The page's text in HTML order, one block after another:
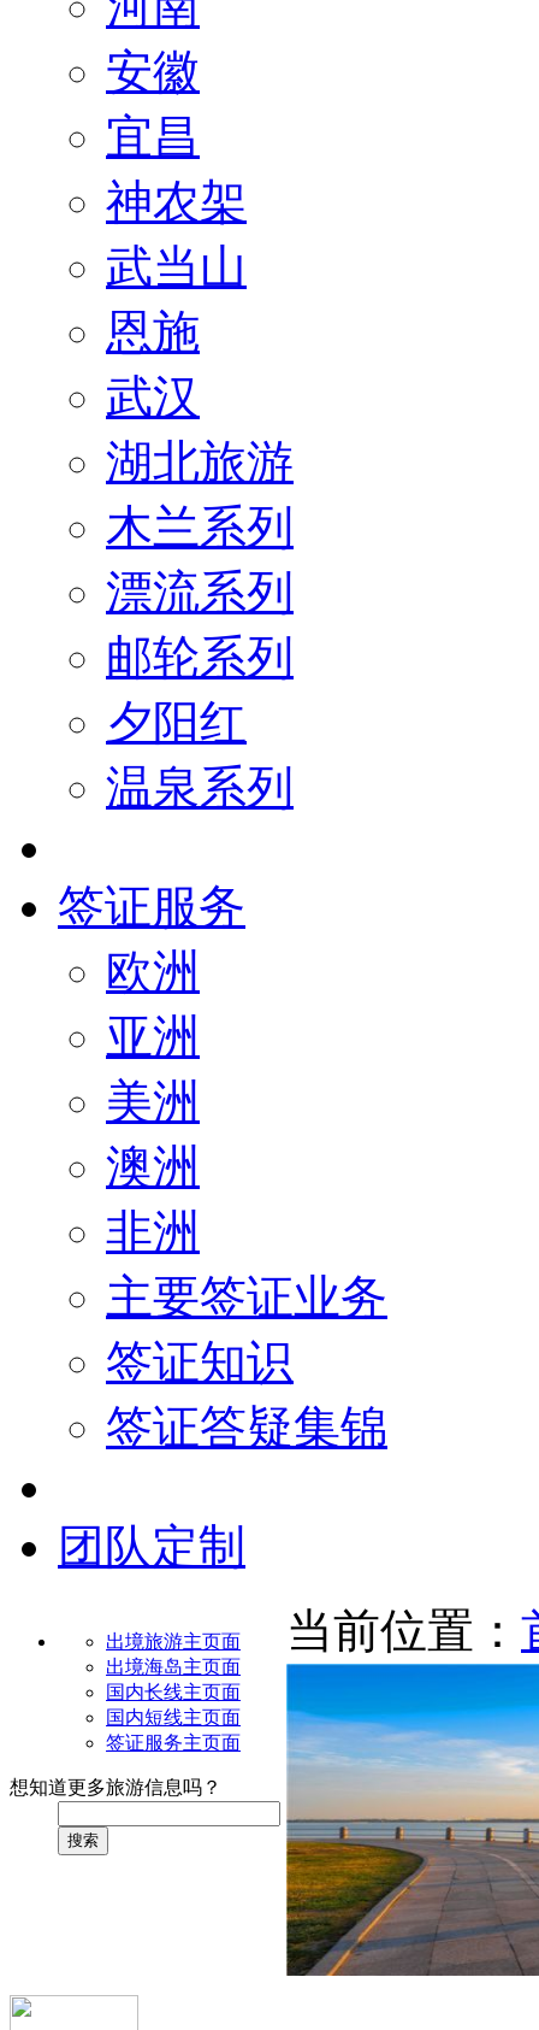
安徽
宜昌
神农架
武当山
恩施
武汉
湖北旅游
木兰系列
漂流系列
邮轮系列
夕阳红
温泉系列
签证服务
欧洲
亚洲
美洲
澳洲
非洲
主要签证业务
签证知识
签证答疑集锦
团队定制
出境旅游主页面
出境海岛主页面
国内长线主页面
国内短线主页面
签证服务主页面
想知道更多旅游信息吗？
搜索
当前位置：